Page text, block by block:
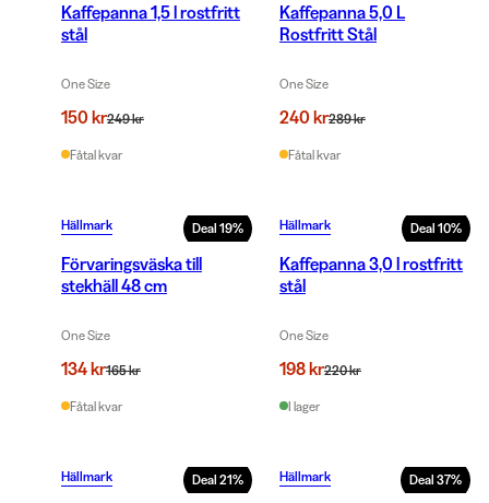
Kaffepanna 1,5 l rostfritt
stål
One Size
150 kr249 kr
Fåtal kvar
Kaffepanna 5,0 L
Rostfritt Stål
One Size
240 kr289 kr
Fåtal kvar
Deal 19%
Hällmark
Förvaringsväska till
stekhäll 48 cm
One Size
134 kr165 kr
Fåtal kvar
Deal 10%
Hällmark
Kaffepanna 3,0 l rostfritt
stål
One Size
198 kr220 kr
I lager
Deal 21%
Hällmark Deal 37%
Hällmark